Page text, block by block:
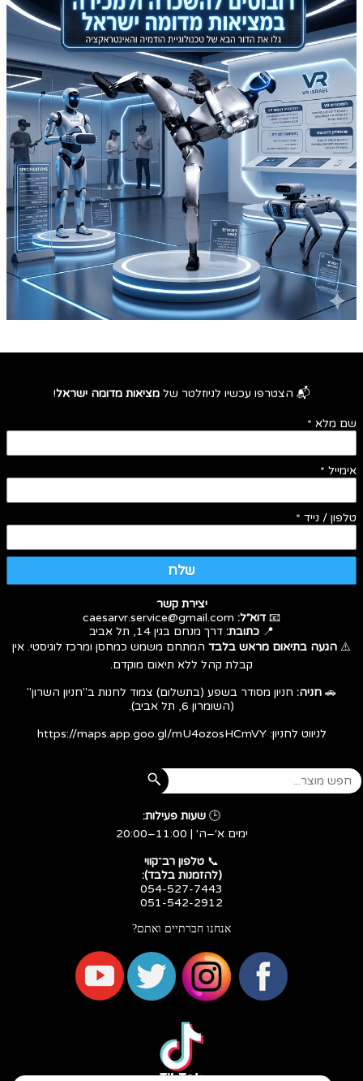
📬 הצטרפו עכשיו לניוזלטר של מציאות מדומה ישראל!
שם מלא *
אימייל *
טלפון / נייד *
שלח
יצירת קשר
📧דוא״ל:
📍 כתובת: דרך מנחם בגין 14, תל אביב
⚠️ הגעה בתיאום מראש בלבד המתחם משמש כמחסן ומרכז לוגיסטי. אין
קבלת קהל ללא תיאום מוקדם.
🚗 חניה: חניון מסודר בשפע (בתשלום) צמוד לחנות ב"חניון השרון"
(השומרון 6, תל אביב).
לניווט לחניון:https://maps.app.goo.gl/mU4ozosHCmVY
🕒 שעות פעילות:
ימים א׳–ה׳ | 11:00–20:00
​​​​​​​📞 טלפון רב־קווי
(להזמנות בלבד):
054-527-7443
051-542-2912
אנחנו חברתיים ואתם?